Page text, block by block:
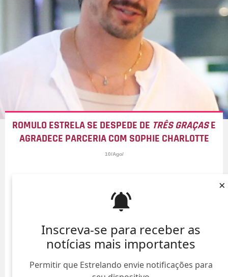
Inscreva-se para receber as
notícias mais importantes
Permitir que Estrelando envie notificações para
×
ROMULO ESTRELA SE DESPEDE DE TRÊS GRAÇASE
AGRADECE PARCERIA COM SOPHIE CHARLOTTE
10/Ago/